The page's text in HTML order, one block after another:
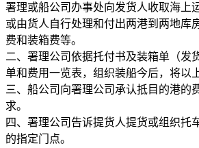
署理或船公司办事处向发货人收取海上
或由货人自行处理和付出两港到两地库
费和装箱费等。
二、署理公司依据托付书及装箱单（发
单和费用一览表，组织装船今后，将以
三、船公司向署理公司承认抵目的港的
求。
四、署理公司告诉提货人提货或组织托
的指定门点。